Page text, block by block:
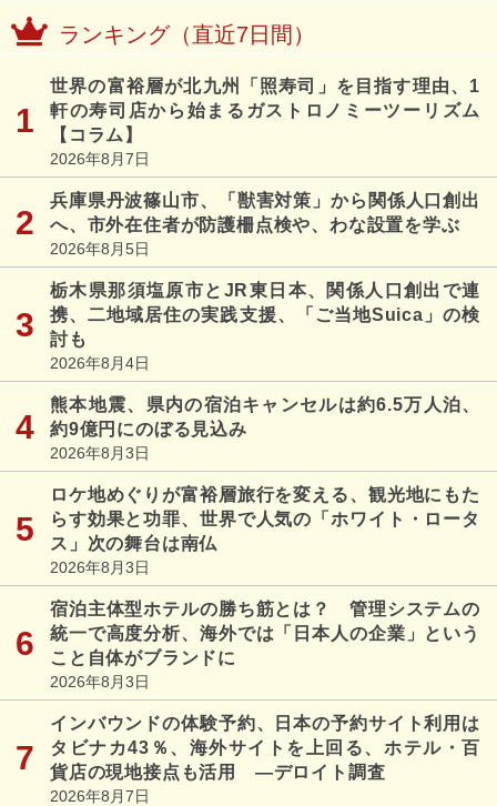
ランキング（直近7日間）
世界の富裕層が北九州「照寿司」を目指す理由、1
軒の寿司店から始まるガストロノミーツーリズム
【コラム】
2026年8月7日
兵庫県丹波篠山市、「獣害対策」から関係人口創出
へ、市外在住者が防護柵点検や、わな設置を学ぶ
2026年8月5日
栃木県那須塩原市とJR東日本、関係人口創出で連
携、二地域居住の実践支援、「ご当地Suica」の検
討も
2026年8月4日
熊本地震、県内の宿泊キャンセルは約6.5万人泊、
約9億円にのぼる見込み
2026年8月3日
ロケ地めぐりが富裕層旅行を変える、観光地にもた
らす効果と功罪、世界で人気の「ホワイト・ロータ
ス」次の舞台は南仏
2026年8月3日
宿泊主体型ホテルの勝ち筋とは？ 管理システムの
統一で高度分析、海外では「日本人の企業」という
こと自体がブランドに
2026年8月3日
インバウンドの体験予約、日本の予約サイト利用は
タビナカ43％、海外サイトを上回る、ホテル・百
貨店の現地接点も活用 ―デロイト調査
2026年8月7日